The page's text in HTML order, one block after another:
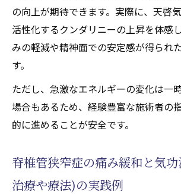
の向上が期待できます。実際に、天啓
活性化するクンダリニーの上昇を体感
みの軽減や精神面での安定感が得られ
す。
ただし、急激なエネルギーの変化は一
場合もあるため、経験豊富な施術者の
的に進めることが安全です。
脊椎管狭窄症の痛み緩和と気
治療や療法)の実践例